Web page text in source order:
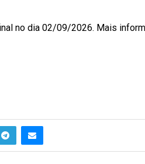
no dia 02/09/2026. Mais